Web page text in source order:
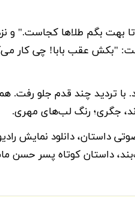
بهت بگم طلاها کجاست." و
"بکش عقب بابا! چی کار
با تردید چند قدم جلو رفت.
جگری؛ رنگ لب‌های مهری.
داستان، دانلود نمایش
داستان کوتاه پسر حسن